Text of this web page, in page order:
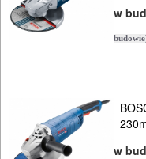
szlifierki
budowlane
kątowe
115/
w
w